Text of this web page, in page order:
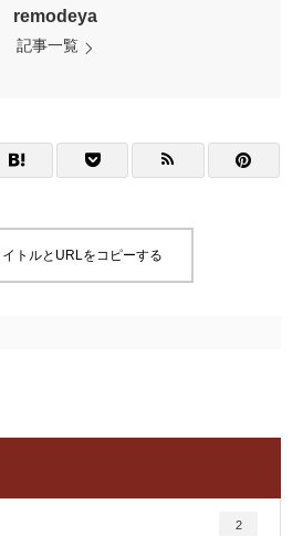
remodeya
記事一覧
トルとURLをコピーする
2